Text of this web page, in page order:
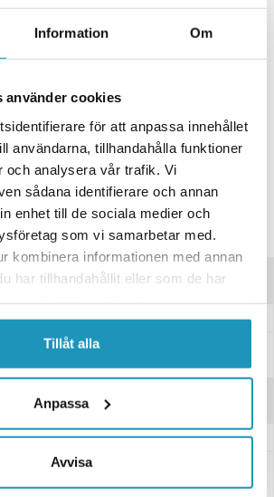
Information Om
använder cookies
för att anpassa innehållet
användarna, tillhandahålla funktioner
och analysera vår trafik. Vi
sådana identifierare och annan
enhet till de sociala medier och
som vi samarbetar med.
kombinera informationen med annan
har tillhandahållit eller som de har
Tillåt alla
Anpassa
Avvisa
+ LÄGG I KUNDVAGN
30-dagarna:84 kr